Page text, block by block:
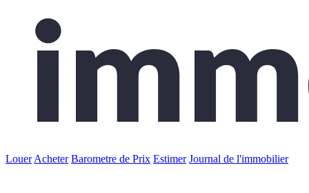
Louer Acheter Barometre de Prix Estimer Journal de l'immobilier